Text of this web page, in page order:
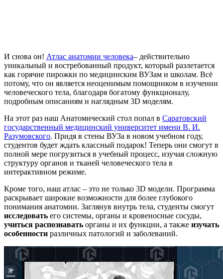
И снова он! Атлас анатомии человека– действительно
уникальный и востребованный продукт, который разлетается
как горячие пирожки по медицинским ВУЗам и школам. Всё
потому, что он является неоценимым помощником в изучении
человеческого тела, благодаря богатому функционалу,
подробным описаниям и наглядным 3D моделям.
На этот раз наш Анатомический стол попал в Саратовский
государственный медицинский университет имени В. И.
Разумовского. Придя в стены ВУЗа в новом учебном году,
студентов будет ждать классный подарок! Теперь они смогут в
полной мере погрузиться в учебный процесс, изучая сложную
структуру органов и тканей человеческого тела в
интерактивном режиме.
Кроме того, наш атлас – это не только 3D модели. Программа
раскрывает широкие возможности для более глубокого
понимания анатомии. Заглянув внутрь тела, студенты смогут
исследовать его системы, органы и кровеносные сосуды,
учиться распознавать органы и их функции, а также изучать
особенности различных патологий и заболеваний.